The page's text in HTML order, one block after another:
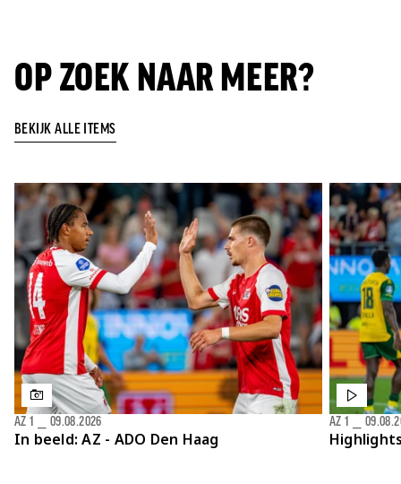
OP ZOEK NAAR MEER?
BEKIJK ALLE ITEMS
In beeld: AZ - ADO Den Haag
AZ 1 09.08.2026 AZ 1